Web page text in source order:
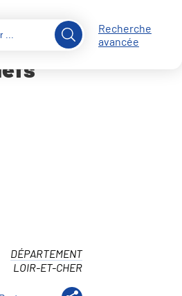
Recherche
avancée
DÉPARTEMENT
LOIR-ET-CHER